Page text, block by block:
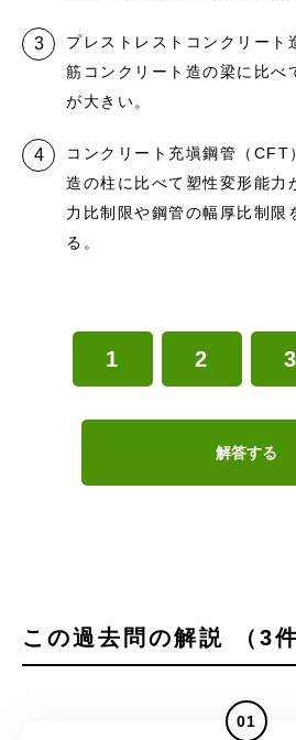
プレストレストコンクリート
筋コンクリート造の梁に比べ
が大きい。
コンクリート充塡鋼管（CFT
造の柱に比べて塑性変形能力
力比制限や鋼管の幅厚比制限
る。
1 2 3
解答する
この過去問の解説 （3件
01